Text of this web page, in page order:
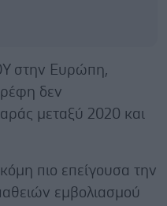
στην Ευρώπη,
δεν
μεταξύ 2020 και
πιο επείγουσα την
εμβολιασμού